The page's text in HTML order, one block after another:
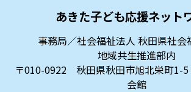
あきた子ども応援ネット
事務局／社会福祉法人 秋田県社会
地域共生推進部内
〒010-0922 秋田県秋田市旭北栄町1-5
会館